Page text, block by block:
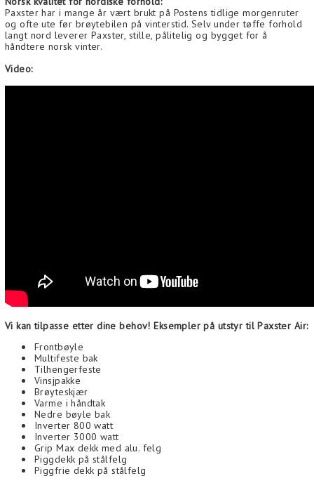
Paxster har i mange år vært brukt på Postens tidlige morgenruter
og ofte ute før brøytebilen på vinterstid. Selv under tøffe forhold
langt nord leverer Paxster, stille, pålitelig og bygget for å
håndtere norsk vinter.
Video:
Vi kan tilpasse etter dine behov! Eksempler på utstyr til Paxster Air:
Frontbøyle
Multifeste bak
Tilhengerfeste
Vinsjpakke
Brøyteskjær
Varme i håndtak
Nedre bøyle bak
Inverter 800 watt
Inverter 3000 watt
Grip Max dekk med alu. felg
Piggdekk på stålfelg
Piggfrie dekk på stålfelg